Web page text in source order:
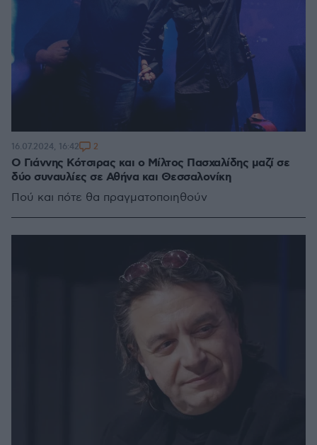
Ο Γιάννης Κότσιρας και ο Μίλτος Πασχαλίδης μαζί σε
δύο συναυλίες σε Αθήνα και Θεσσαλονίκη
Πού και πότε θα πραγματοποιηθούν
16.07.2024, 16:42 2